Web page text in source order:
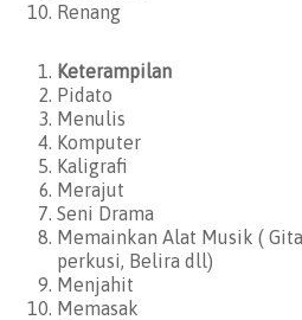
Renang
Keterampilan
Pidato
Menulis
Komputer
Kaligrafi
Merajut
Seni Drama
Memainkan Alat Musik (
perkusi, Belira dll)
Menjahit
Memasak